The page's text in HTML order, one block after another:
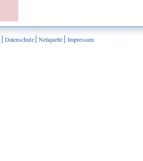
Datenschutz Netiquette Impressum